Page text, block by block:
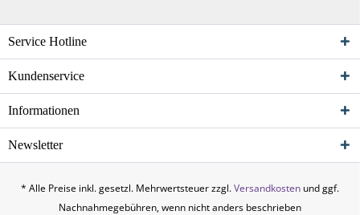
Service Hotline
Kundenservice
Informationen
Newsletter
* Alle Preise inkl. gesetzl. Mehrwertsteuer zzgl.Versandkosten und ggf.
Nachnahmegebühren, wenn nicht anders beschrieben